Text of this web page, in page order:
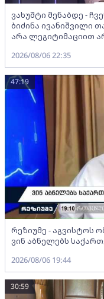
ვახუშტი მენაბდე -
ბიძინა ივანიშვილი
არა ლეგიტიმაციით
2026/08/06 22:35
რეზიუმე - აგვისტოს
ვინ აბნელებს
47:19
2026/08/06 19:44
30:59